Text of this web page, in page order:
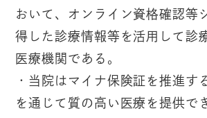
おいて、オンライン資格確認等
得した診療情報等を活用して診
医療機関である。
・当院はマイナ保険証を推進す
を通じて質の高い医療を提供で